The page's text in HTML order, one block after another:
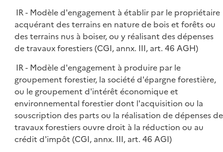
IR - Modèle d'engagement à établir par le propriétaire
acquérant des terrains en nature de bois et forêts ou
des terrains nus à boiser, ou y réalisant des dépenses
de travaux forestiers (CGI, annx. III, art. 46 AGH)
IR - Modèle d'engagement à produire par le
groupement forestier, la société d'épargne forestière,
ou le groupement d'intérêt économique et
environnemental forestier dont l'acquisition ou la
souscription des parts ou la réalisation de dépenses de
travaux forestiers ouvre droit à la réduction ou au
crédit d'impôt (CGI, annx. III, art. 46 AGI)